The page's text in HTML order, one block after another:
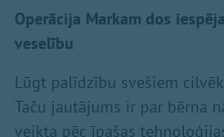
Operācija Markam dos
veselību
Lūgt palīdzību svešiem
Taču jautājums ir par bērna
veikta pēc īpašas